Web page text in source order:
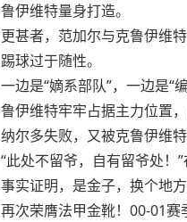
鲁伊维特量身打造。
更甚者，范加尔与克鲁伊维
踢球过于随性。
一边是“嫡系部队”，一边是
鲁伊维特牢牢占据主力位置
纳尔多失败，又被克鲁伊维
“此处不留爷，自有留爷处！
事实证明，是金子，换个地
再次荣膺法甲金靴！00-01